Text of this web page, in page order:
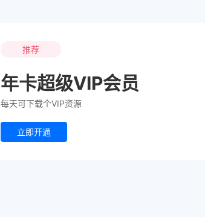
推荐
年卡超级VIP会员
每天可下载个VIP资源
立即开通